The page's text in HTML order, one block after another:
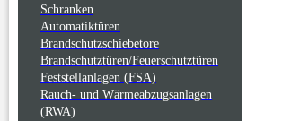
Schranken
Automatiktüren
Brandschutzschiebetore
Brandschutztüren/Feuerschutztüren
Feststellanlagen (FSA)
Rauch- und Wärmeabzugsanlagen
(RWA)